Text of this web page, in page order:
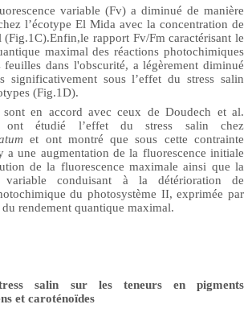
variable (Fv) a diminué de manière
l’écotype El Mida avec la concentration de
(Fig.1C).Enfin,le rapport Fv/Fm caractérisant le
maximal des réactions photochimiques
feuilles dans l'obscurité, a légèrement diminué
significativement sous l’effet du stress salin
(Fig.1D).
sont en accord avec ceux de Doudech et al.
étudié l’effet du stress salin chez
et ont montré que sous cette contrainte
a une augmentation de la fluorescence initiale
de la fluorescence maximale ainsi que la
variable conduisant à la détérioration de
du photosystème II, exprimée par
rendement quantique maximal.
salin sur les teneurs en pigments
et caroténoïdes